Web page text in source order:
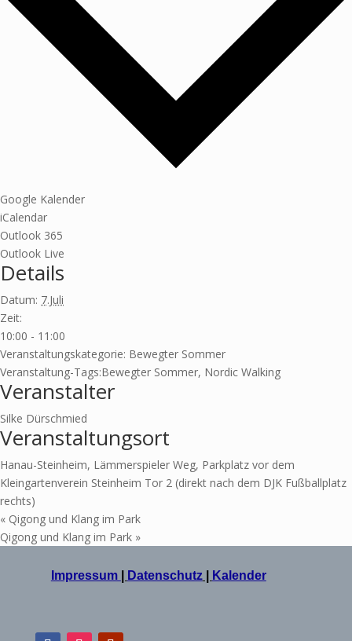
Google Kalender
iCalendar
Outlook 365
Outlook Live
Details
Datum: 7.Juli
Zeit:
10:00 - 11:00
Veranstaltungskategorie: Bewegter Sommer
Veranstaltung-Tags:Bewegter Sommer, Nordic Walking
Veranstalter
Silke Dürschmied
Veranstaltungsort
Hanau-Steinheim, Lämmerspieler Weg, Parkplatz vor dem
Kleingartenverein Steinheim Tor 2 (direkt nach dem DJK Fußballplatz
rechts)
« Qigong und Klang im Park
Qigong und Klang im Park »
Impressum Datenschutz| Kalender